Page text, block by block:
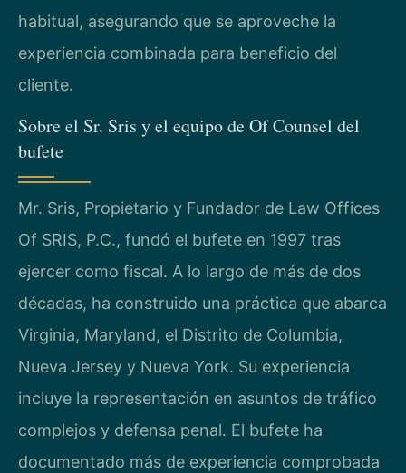
habitual, asegurando que se aproveche la
experiencia combinada para beneficio del
cliente.
Sobre el Sr. Sris y el equipo de Of Counsel del
bufete
Mr. Sris, Propietario y Fundador de Law Offices
Of SRIS, P.C., fundó el bufete en 1997 tras
ejercer como fiscal. A lo largo de más de dos
décadas, ha construido una práctica que abarca
Virginia, Maryland, el Distrito de Columbia,
Nueva Jersey y Nueva York. Su experiencia
incluye la representación en asuntos de tráfico
complejos y defensa penal. El bufete ha
documentado más de experiencia comprobada